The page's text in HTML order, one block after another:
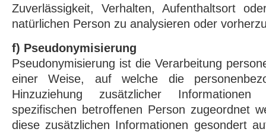
Zuverlässigkeit, Verhalten, Aufenthaltsort
natürlichen Person zu analysieren oder
f) Pseudonymisierung
Pseudonymisierung ist die Verarbeitung
einer Weise, auf welche die
Hinzuziehung zusätzlicher
spezifischen betroffenen Person zugeordnet
diese zusätzlichen Informationen gesondert